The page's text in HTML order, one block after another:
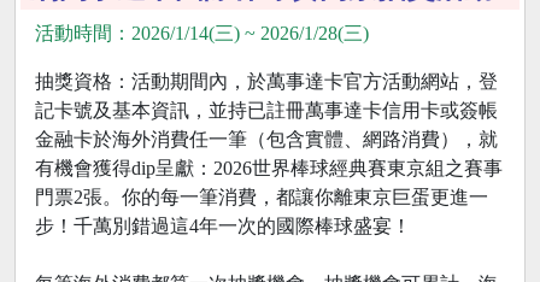
活動時間：2026/1/14(三) ~ 2026/1/28(三)
抽獎資格：活動期間內，於萬事達卡官方活動網站，登
記卡號及基本資訊，並持已註冊萬事達卡信用卡或簽帳
金融卡於海外消費任一筆（包含實體、網路消費），就
有機會獲得dip呈獻：2026世界棒球經典賽東京組之賽事
門票2張。你的每一筆消費，都讓你離東京巨蛋更進一
步！千萬別錯過這4年一次的國際棒球盛宴！